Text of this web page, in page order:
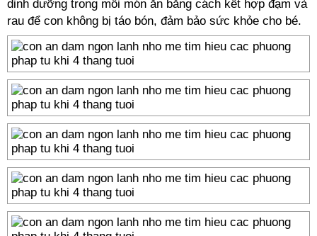
dinh dưỡng trong mỗi món ăn bằng cách kết hợp đạm và
rau để con không bị táo bón, đảm bảo sức khỏe cho bé.